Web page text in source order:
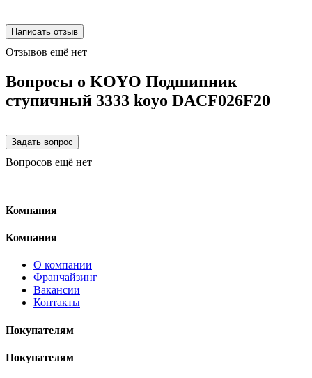
Отзывов ещё нет
Вопросы о KOYO Подшипник
ступичный 3333 koyo DACF026F20
Вопросов ещё нет
Компания
Компания
О компании
Франчайзинг
Вакансии
Контакты
Покупателям
Покупателям